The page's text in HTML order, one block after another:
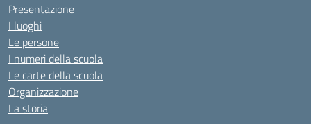
Presentazione
I luoghi
Le persone
I numeri della scuola
Le carte della scuola
Organizzazione
La storia